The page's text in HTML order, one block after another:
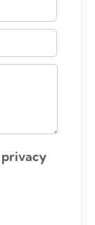
privacy